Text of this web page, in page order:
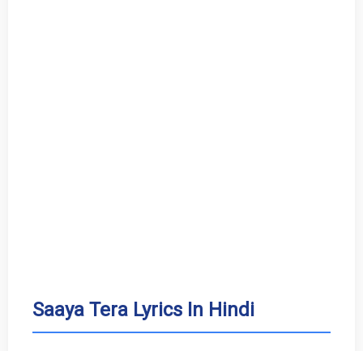
Saaya Tera Lyrics In Hindi